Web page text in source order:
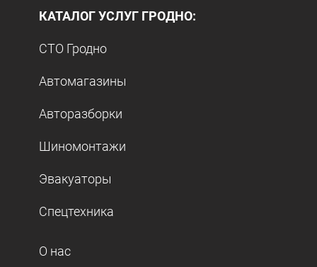
КАТАЛОГ УСЛУГ ГРОДНО:
СТО Гродно
Автомагазины
Авторазборки
Шиномонтажи
Эвакуаторы
Спецтехника
О нас